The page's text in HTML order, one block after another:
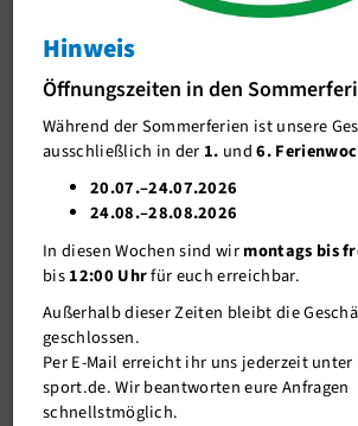
Bronze bei den WdEM U15
Bronze bei den WdEM U15
J-Team
Stellenangebote
Förderverein me-sport e.V.
Mitgliederservice
Verantwortung
Hinweis
Öffnungszeiten in den
Während der Sommerferien ist unsere
ausschließlich in der 1. und6.
20.07.–24.07.2026
24.08.–28.08.2026
In diesen Wochen sind wirmontags bis
bis12:00 Uhrfür euch erreichbar.
Außerhalb dieser Zeiten bleibt die
geschlossen.
Per E-Mail erreicht ihr uns jederzeit unter
sport.de. Wir beantworten eure Anfragen
schnellstmöglich.